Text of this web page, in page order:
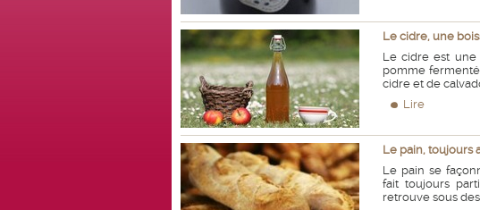
Le cidre, une
Le cidre est une
pomme
cidre et de
Lire
Le pain, toujours
Le pain se
fait toujours
retrouve sous